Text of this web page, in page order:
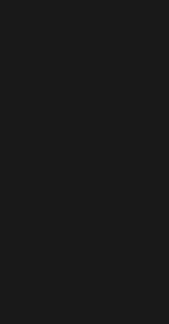
ventana nueva)
nueva)
ventana nueva)
nueva)
ventana nueva)